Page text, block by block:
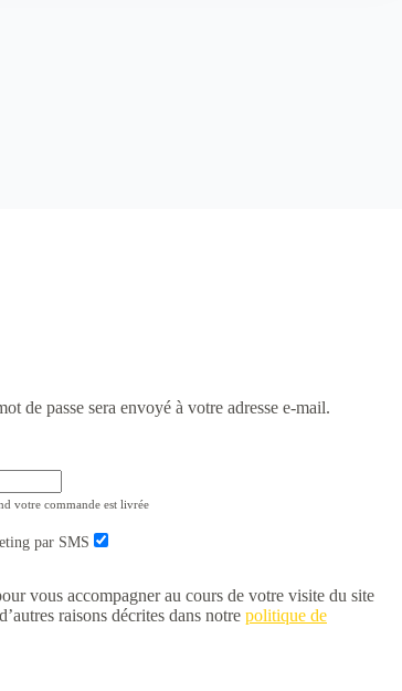
de passe sera envoyé à votre adresse e-mail.
votre commande est livrée
par SMS
vous accompagner au cours de votre visite du site
raisons décrites dans notre politique de